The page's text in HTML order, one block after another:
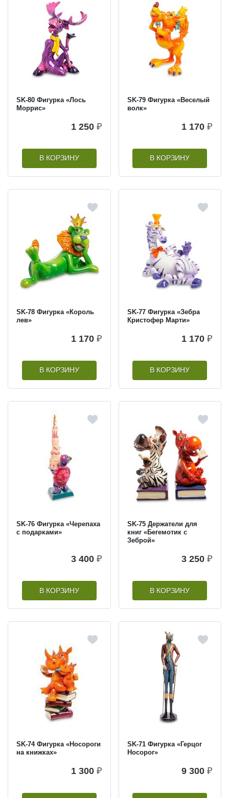
SK-80 Фигурка «Лось
Моррис»
1 250 ₽
В КОРЗИНУ
SK-79 Фигурка «Веселый
волк»
1 170 ₽
В КОРЗИНУ
SK-78 Фигурка «Король
лев»
1 170 ₽
В КОРЗИНУ
SK-77 Фигурка «Зебра
Кристофер Марти»
1 170 ₽
В КОРЗИНУ
SK-76 Фигурка «Черепаха
с подарками»
3 400 ₽
В КОРЗИНУ
SK-75 Держатели для
книг «Бегемотик с
Зеброй»
3 250 ₽
В КОРЗИНУ
SK-74 Фигурка «Носороги
на книжках»
1 300 ₽
SK-71 Фигурка «Герцог
Носорог»
9 300 ₽